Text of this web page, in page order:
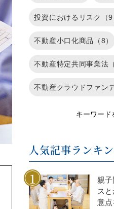
投資におけるリスク（9
不動産小口化商品（8）
不動産特定共同事業法
不動産クラウドファン
退職金
不動産投資のリスク（3
家族信託（1） 株式
相続税の基礎知識（1）
キーワード
⼈気記事ランキ
親
ス
意点